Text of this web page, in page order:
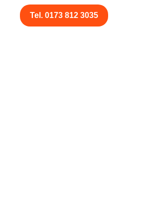
Tel. 0173 812 3035